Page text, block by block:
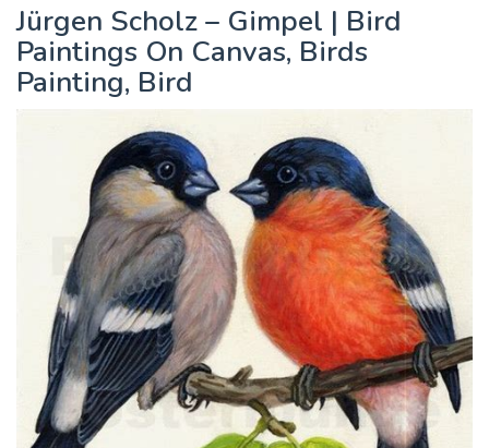
Jürgen Scholz – Gimpel | Bird
Paintings On Canvas, Birds
Painting, Bird